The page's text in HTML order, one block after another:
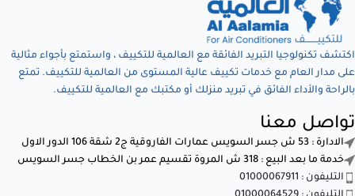
اكتشف تكنولوجيا التبريد الفائقة مع العالمية للتكييف ، واستمتع بأجواء مثالية
على مدار العام مع خدمات تكييف عالية المستوى من العالمية للتكييف. تمتع
بالراحة والأداء الفائق في تبريد منزلك أو مكتبك مع العالمية للتكييف.
تواصل معنا
الادارة : 53 ش جسر السويس عمارات الفاروقية ج2 شقة 106 الدور الاول
خدمة ما بعد البيع : 318 ش المروة تقسيم عمر بن الخطاب جسر السويس
التليفون : 01000067911